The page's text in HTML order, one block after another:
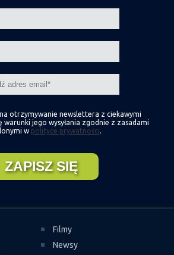
otrzymywanie newslettera z ciekawymi
jego wysyłania zgodnie z zasadami
w polityce prywatności.
Filmy
Newsy